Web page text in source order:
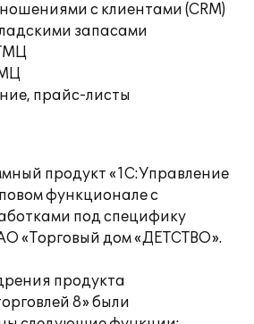
с клиентами (CRM)
запасами
прайс-листы
продукт «1С:Управление
функционале с
под специфику
«Торговый дом «ДЕТСТВО».
продукта
8» были